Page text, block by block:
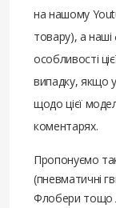
на нашому
товару), а
особливості
випадку, якщо
щодо цієї
коментарях.
Пропонуємо
(пневматичні
Флобери тощо